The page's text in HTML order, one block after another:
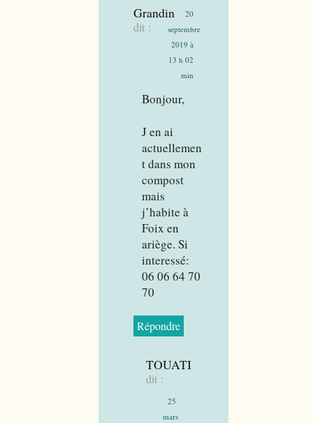
Grandin
dit :
20
septembre
2019 à
13 h 02
min
Bonjour,
J en ai
actuellemen
t dans mon
compost
mais
j’habite à
Foix en
ariège. Si
interessé:
06 06 64 70
70
Répondre
TOUATI
dit :
25
mars